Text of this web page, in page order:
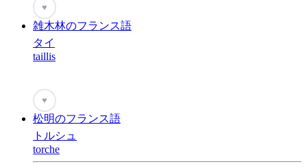
♥
雑木林のフランス語
タイ
taillis
♥
松明のフランス語
トルシュ
torche